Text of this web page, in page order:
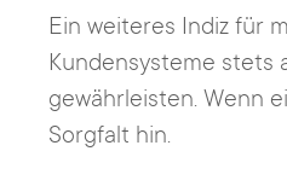
Ein weiteres Indiz für
Kundensysteme stets
gewährleisten. Wenn
Sorgfalt hin.